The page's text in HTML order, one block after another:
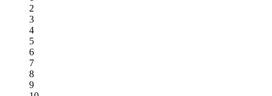
2
3
4
5
6
7
8
9